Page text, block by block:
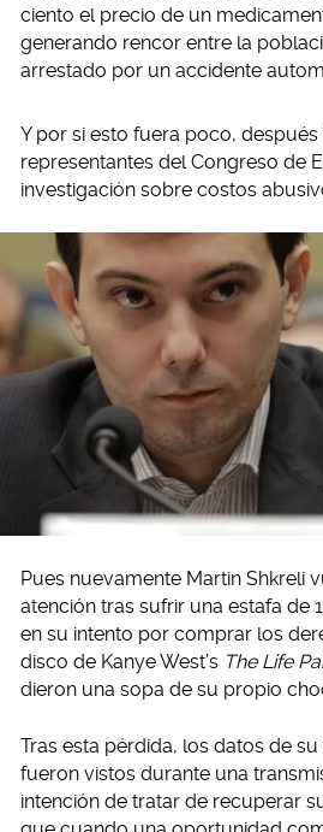
ciento el precio de un
generando rencor entre la
arrestado por un accidente
Y por si esto fuera poco,
representantes del Congreso de
investigación sobre costos
Pues nuevamente Martin Shkreli
atención tras sufrir una estafa de
en su intento por comprar los
disco de Kanye West’s The Life
dieron una sopa de su propio
Tras esta pérdida, los datos de
fueron vistos durante una
intención de tratar de recuperar